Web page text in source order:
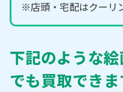
※店頭・宅配はクーリ
下記のような
でも買取できま